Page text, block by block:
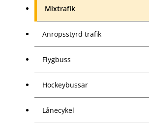
Mixtrafik
Anropsstyrd trafik
Flygbuss
Hockeybussar
Lånecykel